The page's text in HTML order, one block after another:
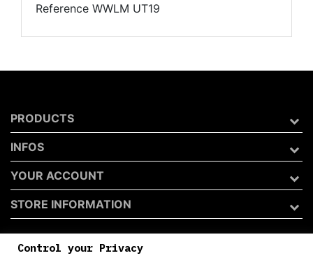
Reference WWLM UT19
PRODUCTS
INFOS
YOUR ACCOUNT
STORE INFORMATION
Control your Privacy